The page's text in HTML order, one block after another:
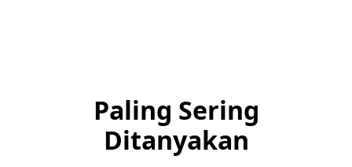
Paling Sering
Ditanyakan